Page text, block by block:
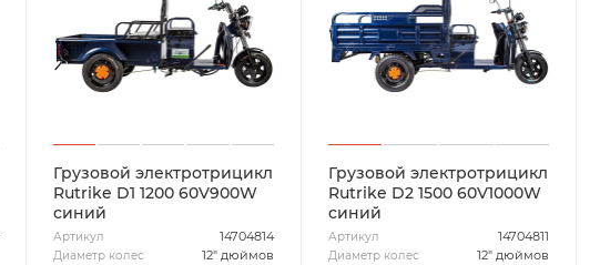
Грузовой электротрицикл
Rutrike D1 1200 60V900W
синий
Артикул 14704814
Диаметр колес 12" дюймов
Грузовой электротрицикл
Rutrike D2 1500 60V1000W
синий
Артикул 14704811
Диаметр колес 12" дюймов